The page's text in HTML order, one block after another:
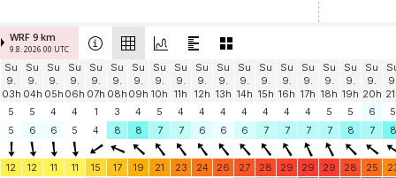
WRF 9 km
9.8. 2026 00 UTC
Su
9.
03h
Su
9.
04h
Su
9.
05h
Su
9.
06h
Su
9.
07h
Su
9.
08h
Su
9.
09h
Su
9.
10h
Su
9.
11h
Su
9.
12h
Su
9.
13h
Su
9.
14h
Su
9.
15h
Su
9.
16h
Su
9.
17h
Su
9.
18h
Su
9.
19h
Su
9.
20h
5
5 4 4 1 3 4 5 4 4 4 4 4 4 4 5 5 6
5
5
6 6 5 4 8 8 7 7 6 6 6 7 7 7 7 8 7 8
12 12 11 11 15 17 19 21 23 24 26 27 28 29 29 29 28 25